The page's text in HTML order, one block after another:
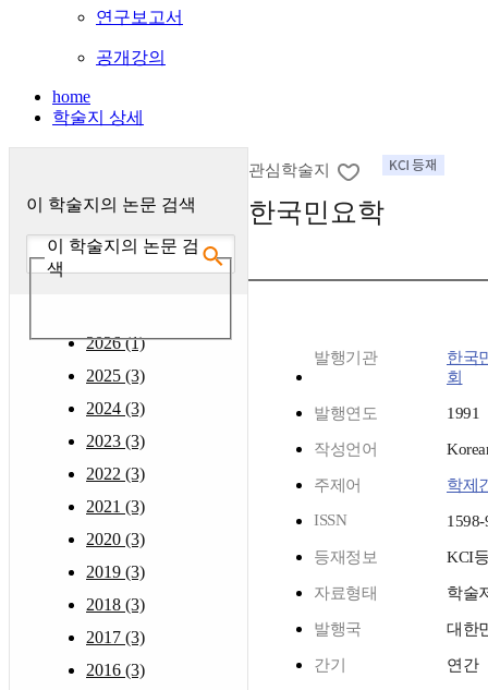
연구보고서
공개강의
home
학술지 상세
이 학술지의 논문 검색
이 학술지의 논문 검
색
2026 (1)
2025 (3)
2024 (3)
2023 (3)
2022 (3)
2021 (3)
2020 (3)
2019 (3)
2018 (3)
2017 (3)
2016 (3)
관심학술지
한국민요학
발행기관
한국
회
발행연도 1991
작성언어
주제어
학제
ISSN
1598-
등재정보 KCI
자료형태 학술
발행국 대한
간기 연간